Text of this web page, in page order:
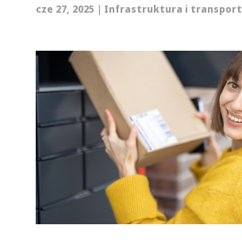
cze 27, 2025 | Infrastruktura i transport